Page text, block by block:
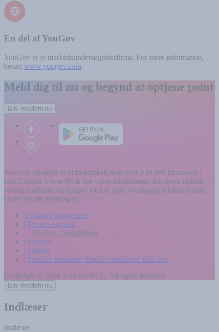
En del af YouGov
YouGov er et markedsundersøgelsesfirma. For mere information,
besøg www.yougov.com.
Meld dig til nu og begynd at optjene point
Bliv medlem nu
YouGov Shopper er et fællesskab med over 130.000 husstande i
hele Europa. I over 60 år har vores medlemmer delt deres indkøb,
formet markedet og hjulpet med at gøre hverdagsprodukter endnu
bedre for alle forbrugere.
Vilkår og betingelser
| Privatlivspolitik
|
Cookie - indstillinger
| Kontakt
| Imprint
| YouGov medlem? YouGov medlem? Klik her
Copyright © 2026 YouGov PLC. All rights reserved
Bliv medlem nu
Indlæser
Indlæser